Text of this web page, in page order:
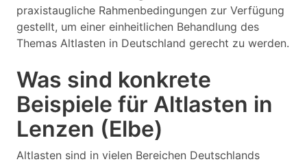
praxistaugliche Rahmenbedingungen zur Verfügung
gestellt, um einer einheitlichen Behandlung des
Themas Altlasten in Deutschland gerecht zu werden.
Was sind konkrete
Beispiele für Altlasten in
Lenzen (Elbe)
Altlasten sind in vielen Bereichen Deutschlands